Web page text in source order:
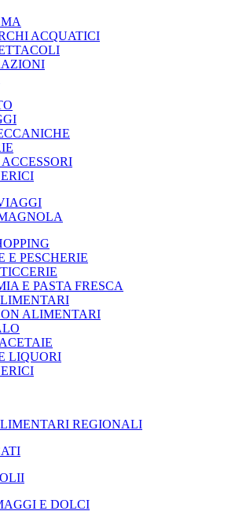
ACQUATICI
E PESCHERIE
E PASTA FRESCA
ALIMENTARI
LIQUORI
REGIONALI
E DOLCI